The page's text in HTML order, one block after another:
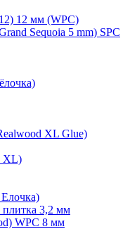
12 мм (WPC)
Sequoia 5 mm) SPC
XL Glue)
XL)
3,2 мм
WPC 8 мм